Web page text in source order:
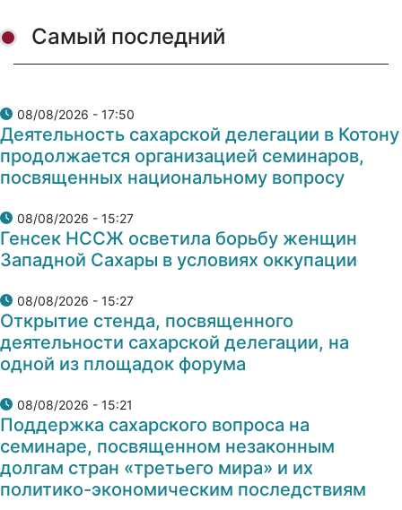
Самый последний
08/08/2026 - 17:50
Деятельность сахарской делегации в Котону
продолжается организацией семинаров,
посвященных национальному вопросу
08/08/2026 - 15:27
Генсек НССЖ осветила борьбу женщин
Западной Сахары в условиях оккупации
08/08/2026 - 15:27
Открытие стенда, посвященного
деятельности сахарской делегации, на
одной из площадок форума
08/08/2026 - 15:21
Поддержка сахарского вопроса на
семинаре, посвященном незаконным
долгам стран «третьего мира» и их
политико-экономическим последствиям